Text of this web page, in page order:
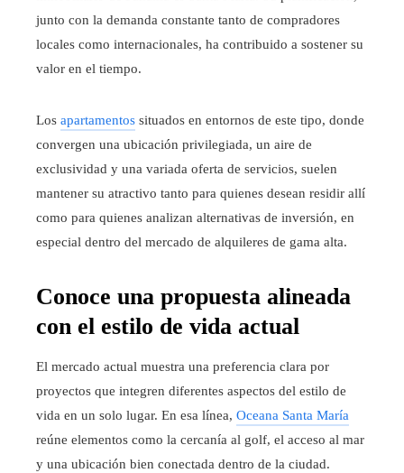
junto con la demanda constante tanto de compradores
locales como internacionales, ha contribuido a sostener su
valor en el tiempo.
Los apartamentos situados en entornos de este tipo, donde
convergen una ubicación privilegiada, un aire de
exclusividad y una variada oferta de servicios, suelen
mantener su atractivo tanto para quienes desean residir allí
como para quienes analizan alternativas de inversión, en
especial dentro del mercado de alquileres de gama alta.
Conoce una propuesta alineada
con el estilo de vida actual
El mercado actual muestra una preferencia clara por
proyectos que integren diferentes aspectos del estilo de
vida en un solo lugar. En esa línea, Oceana Santa María
reúne elementos como la cercanía al golf, el acceso al mar
y una ubicación bien conectada dentro de la ciudad.